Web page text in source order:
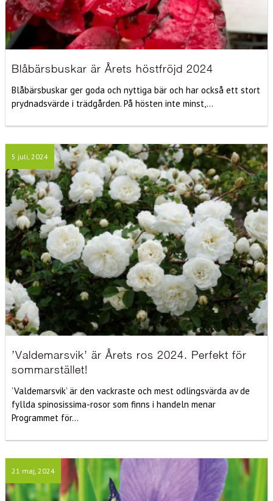
Blåbärsbuskar är Årets höstfröjd 2024
Blåbärsbuskar ger goda och nyttiga bär och har också ett stort
prydnadsvärde i trädgården. På hösten inte minst,...
5 juli, 2024
’Valdemarsvik’ är Årets ros 2024. Perfekt för
sommarstället!
’Valdemarsvik’ är den vackraste och mest odlingsvärda av de
fyllda spinosissima-rosor som finns i handeln menar
Programmet för...
21 maj, 2024